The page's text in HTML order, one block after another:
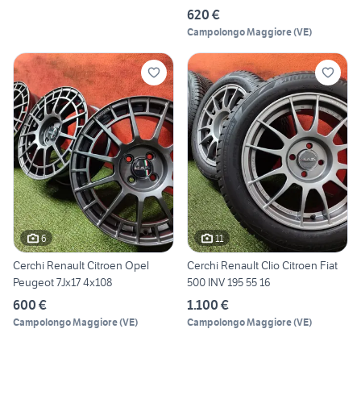
620 €
Campolongo Maggiore(VE)
6
Cerchi Renault Citroen Opel
Peugeot 7Jx17 4x108
600 €
Campolongo Maggiore(VE)
11
Cerchi Renault Clio Citroen Fiat
500 INV 195 55 16
1.100 €
Campolongo Maggiore(VE)